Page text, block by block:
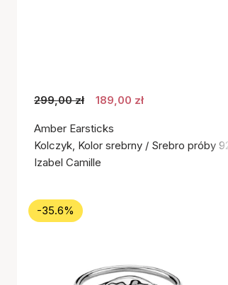
299,00 zł 189,00 zł
Amber Earsticks
Kolczyk, Kolor srebrny / Srebro próby
Izabel Camille
-35.6%